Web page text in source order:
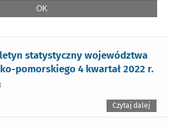
statystyczny województwa
pomorskiego 4 kwartał 2022 r.
Czytaj dalej